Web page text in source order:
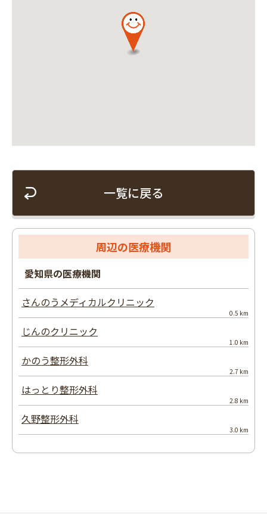
一覧に戻る
周辺の医療機関
愛知県の医療機関
さんのうメディカルクリニック
0.5 km
じんのクリニック
1.0 km
かのう整形外科
2.7 km
はっとり整形外科
2.8 km
久野整形外科
3.0 km